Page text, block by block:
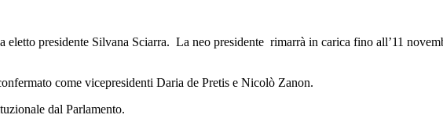
presidente Silvana Sciarra. La neo presidente rimarrà in carica fino all’11
come vicepresidenti Daria de Pretis e Nicolò Zanon.
dal Parlamento.